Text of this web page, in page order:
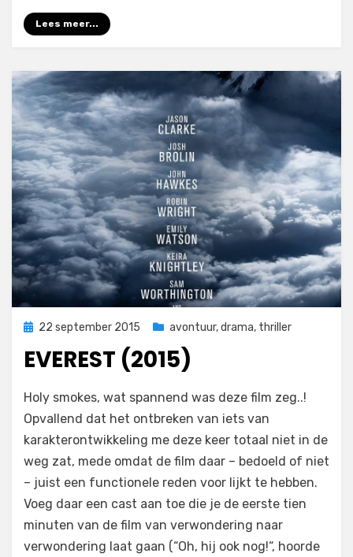
Lees meer...
Geplaatst
22 september 2015 avontuur,drama, thriller
EVEREST (2015)
door Filmofiel.nl
Laat een reactie achter
(2015)
Holy smokes, wat spannend was deze film zeg..!
Opvallend dat het ontbreken van iets van
karakterontwikkeling me deze keer totaal niet in de
weg zat, mede omdat de film daar – bedoeld of niet
– juist een functionele reden voor lijkt te hebben.
Voeg daar een cast aan toe die je de eerste tien
minuten van de film van verwondering naar
verwondering laat gaan (“Oh, hij ook nog!“, hoorde